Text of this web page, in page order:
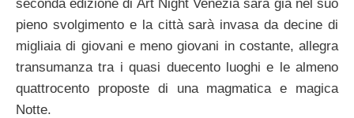
seconda edizione di Art Night Venezia sarà già nel suo
pieno svolgimento e la città sarà invasa da decine di
migliaia di giovani e meno giovani in costante, allegra
transumanza tra i quasi duecento luoghi e le almeno
quattrocento proposte di una magmatica e magica
Notte.